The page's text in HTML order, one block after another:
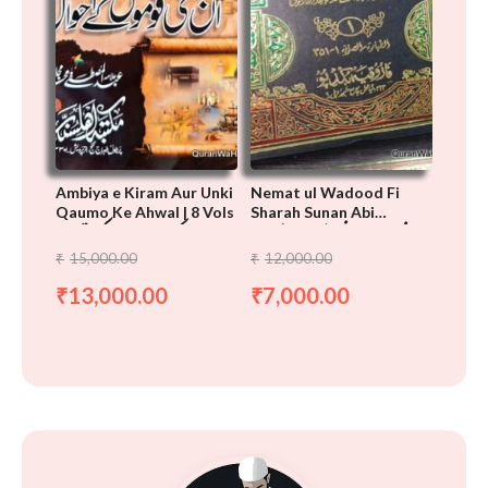
Ambiya e Kiram Aur Unki
Qaumo Ke Ahwal | 8 Vols
کے احوال
₹ 15,000.00
₹13,000.00
Nemat ul Wadood Fi
Sharah Sunan Abi
داود
₹ 12,000.00
₹7,000.00